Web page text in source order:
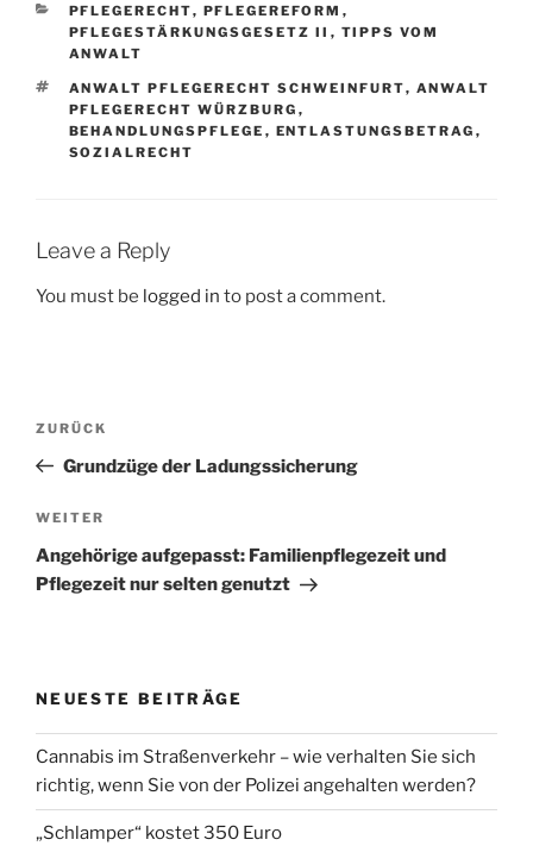
KATEGORIEN
PFLEGERECHT, PFLEGEREFORM ,
PFLEGESTÄRKUNGSGESETZ II , TIPPS VOM
ANWALT
SCHLAGWÖRTER
ANWALT PFLEGERECHT SCHWEINFURT, ANWALT
PFLEGERECHT WÜRZBURG ,
BEHANDLUNGSPFLEGE , ENTLASTUNGSBETRAG ,
SOZIALRECHT
Leave a Reply
You must be logged in to post a comment.
Post
Vorheriger
Beitrag
ZURÜCK
Grundzüge der Ladungssicherung
Nächster
Beitrag
WEITER
Angehörige aufgepasst: Familienpflegezeit und
Pflegezeit nur selten genutzt
NEUESTE BEITRÄGE
Cannabis im Straßenverkehr – wie verhalten Sie sich
richtig, wenn Sie von der Polizei angehalten werden?
„Schlamper“ kostet 350 Euro